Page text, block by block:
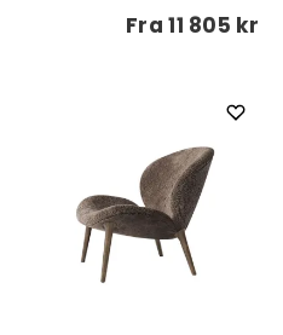
Fra11 805 kr